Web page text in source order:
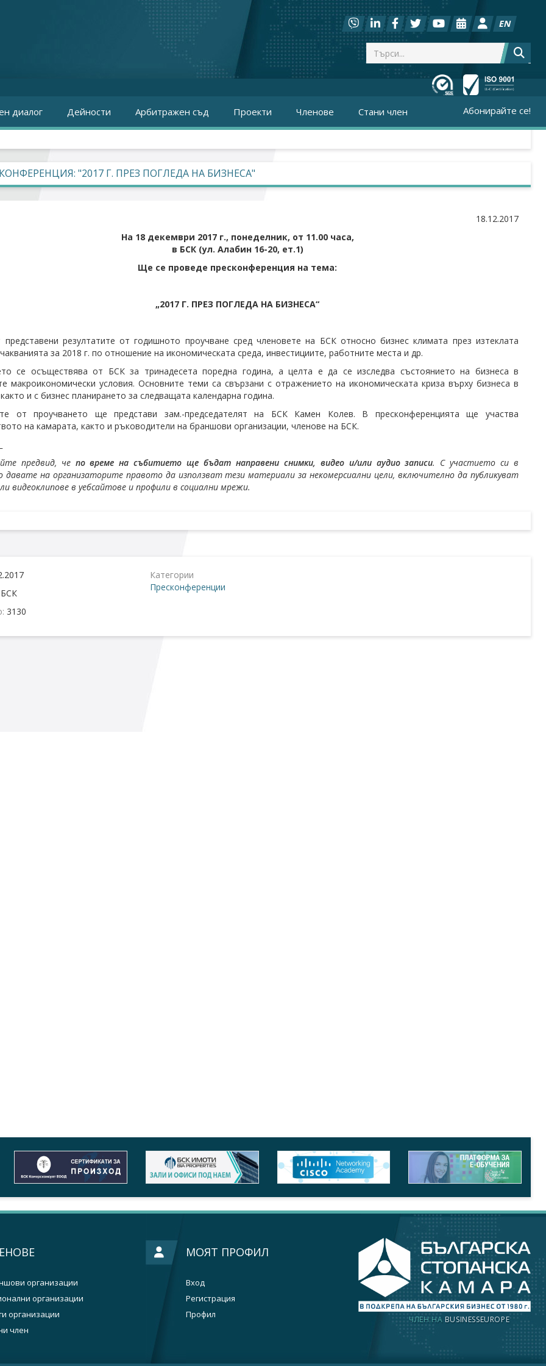
EN
диалог Дейности Арбитражен съд Проекти Членове Стани член Абонирайте се!
"2017 Г. ПРЕЗ ПОГЛЕДА НА БИЗНЕСА"
18.12.2017
На 18декември 2017г., понеделник, от 11.00 часа,
в БСК (ул. Алабин 16-20, ет.1)
Ще се проведе пресконференция на тема:
„2017 Г. ПРЕЗ ПОГЛЕДА НА БИЗНЕСА“
резултатите от годишното проучване сред членовете на БСК относно бизнес климата през изтеклата
за 2018 г. по отношение на икономическата среда, инвестициите, работните места и др.
се осъществява от БСК за тринадесета поредна година, а целта е да се изследва състоянието на бизнеса в
макроикономически условия. Основните теми са свързани с отражението на икономическата криза върху бизнеса в
и с бизнес планирането за следващата календарна година.
от проучването ще представи зам.-председателят на БСК Камен Колев. В пресконференцията ще участва
на камарата, както и ръководители на браншови организации, членове на БСК.
предвид, че по време на събитието ще бъдат направени снимки, видео и/или аудио записи. С участието си в
давате на организаторите правото да използват тези материали за некомерсиални цели, включително да публикуват
видеоклипове в уебсайтове и профили в социални мрежи.
БСК
3130
Категории
Пресконференции
организации
организации
организации
член
МОЯТ ПРОФИЛ
Вход
Регистрация
Профил
ЧЛЕН НА BUSINESSEUROPE